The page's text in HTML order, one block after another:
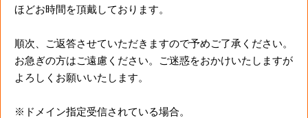
ほどお時間を頂戴しております。
順次、ご返答させていただきますので予めご了承ください。
お急ぎの方はご遠慮ください。ご迷惑をおかけいたしますが
よろしくお願いいたします。
※ドメイン指定受信されている場合。